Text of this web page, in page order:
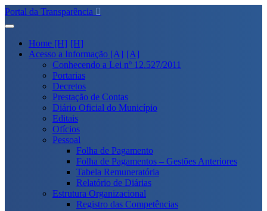
Portal da Transparência
Home [H]
Acesso a Informação [A]
Conhecendo a Lei nº 12.527/2011
Portarias
Decretos
Prestação de Contas
Diário Oficial do Município
Editais
Ofícios
Pessoal
Folha de Pagamento
Folha de Pagamentos – Gestões Anteriores
Tabela Remuneratória
Relatório de Diárias
Estrutura Organizacional
Registro das Competências